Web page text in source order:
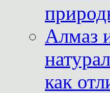
Алмаз
как